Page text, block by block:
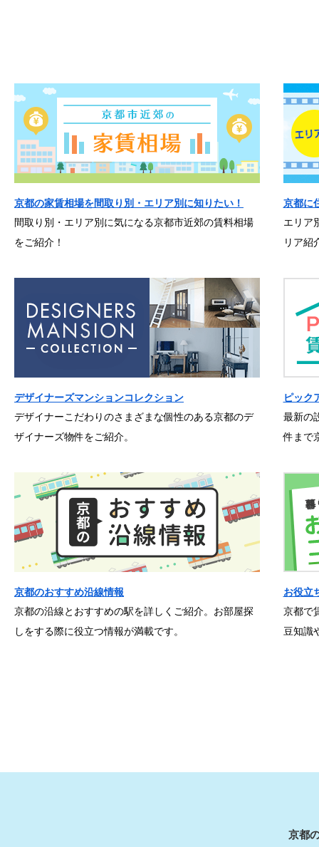
京都の家賃相場を間取り別・エリア別に知りたい！
間取り別・エリア別に気になる京都市近郊の賃料相場
をご紹介！
京都に
エリア
リア紹
デザイナーズマンションコレクション
デザイナーこだわりのさまざまな個性のある京都のデ
ザイナーズ物件をご紹介。
ピック
最新の
件まで
京都のおすすめ沿線情報
京都の沿線とおすすめの駅を詳しくご紹介。お部屋探
しをする際に役立つ情報が満載です。
お役立
京都で
豆知識
京都